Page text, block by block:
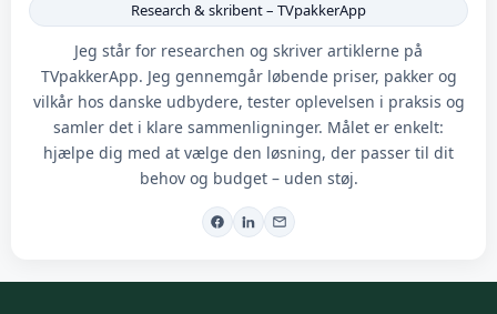
Research & skribent – TVpakkerApp
Jeg står for researchen og skriver artiklerne på
TVpakkerApp. Jeg gennemgår løbende priser, pakker og
vilkår hos danske udbydere, tester oplevelsen i praksis og
samler det i klare sammenligninger. Målet er enkelt:
hjælpe dig med at vælge den løsning, der passer til dit
behov og budget – uden støj.